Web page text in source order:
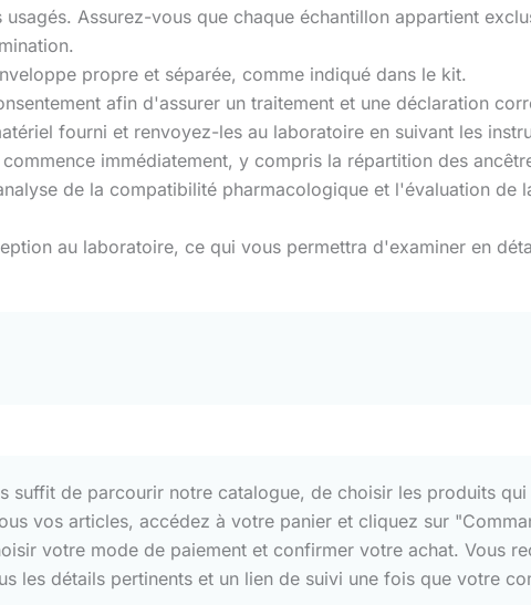
Assurez-vous que chaque échantillon appartient
propre et séparée, comme indiqué dans le kit.
afin d'assurer un traitement et une déclaration
fourni et renvoyez-les au laboratoire en suivant les
immédiatement, y compris la répartition des
de la compatibilité pharmacologique et l'évaluation de
au laboratoire, ce qui vous permettra d'examiner en
suffit de parcourir notre catalogue, de choisir les produits
vos articles, accédez à votre panier et cliquez sur
votre mode de paiement et confirmer votre achat. Vous
les détails pertinents et un lien de suivi une fois que votre